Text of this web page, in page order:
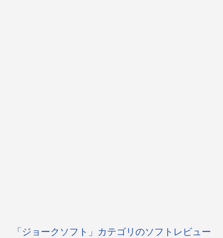
「ジョークソフト」カテゴリのソフトレビュー